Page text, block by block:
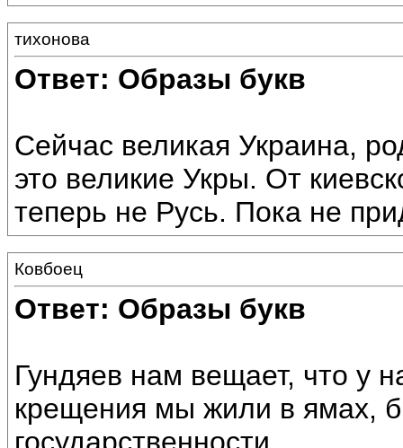
тихонова
Ответ: Образы букв
Сейчас великая Украина,
это великие Укры. От
теперь не Русь. Пока не
Ковбоец
Ответ: Образы букв
Гундяев нам вещает, что у
крещения мы жили в ямах,